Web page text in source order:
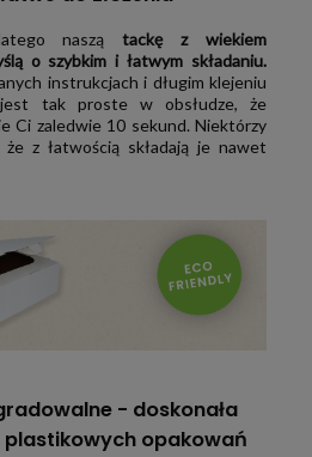
naszą tackę z wiekiem
o szybkim i łatwym składaniu.
instrukcjach i długim klejeniu
tak proste w obsłudze, że
Ci zaledwie 10 sekund. Niektórzy
z łatwością składają je nawet
- doskonała